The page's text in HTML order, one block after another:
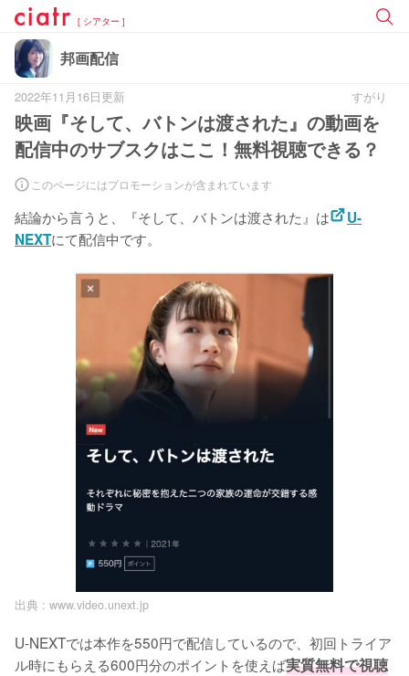
[ シアター ]
邦画配信
2022年11月16日更新 すがり
映画『そして、バトンは渡された』の動画を
配信中のサブスクはここ！無料視聴できる？
このページにはプロモーションが含まれています
結論から言うと、『そして、バトンは渡された』は
U-
NEXTにて配信中です。
出典 : www.video.unext.jp
U-NEXTでは本作を550円で配信しているので、初回トライア
ル時にもらえる600円分のポイントを使えば実質無料で視聴